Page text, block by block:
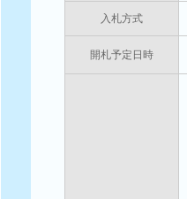
入札方式
開札予定日時